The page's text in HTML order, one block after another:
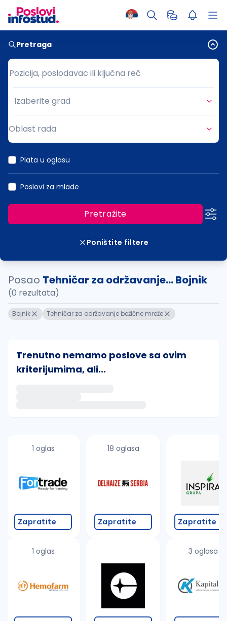
Pretraga
Pozicija, poslodavac ili ključna reč
Pozicija, poslodavac ili ključna reč
Grad
Izaberite grad
Oblast rada
Plata u oglasu
Poslovi za mlade
Pretražite
Poništite filtere
Posao Tehničar za održavanje... Bojnik
(0 rezultata)
Bojnik Tehničar za održavanje bežične mreže
Trenutno nemamo poslove sa ovim
kriterijumima, ali...
proverite pravopisne greške (koristite č, ć, š, đ,
promenite odabrane filtere pretrage
1 oglas
Zapratite
1 oglas
18 oglasa
Zapratite Zapratite
3 oglasa